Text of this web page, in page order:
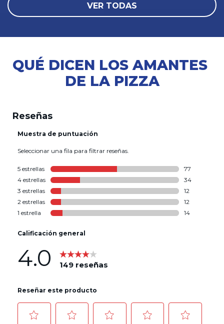
VER TODAS
QUÉ DICEN LOS AMANTES
DE LA PIZZA